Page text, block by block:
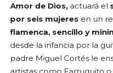
Amor de Dios, actuará el
por seis mujeres en un
flamenca, sencillo y
desde la infancia por la
padre Miguel Cortés le
artistas como Farruquito o